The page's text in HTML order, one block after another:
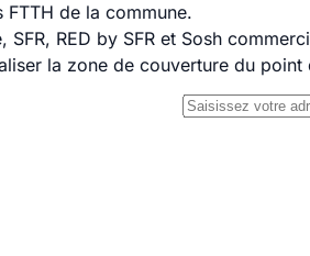
de la commune.
SFR, RED by SFR et Sosh
la zone de couverture du